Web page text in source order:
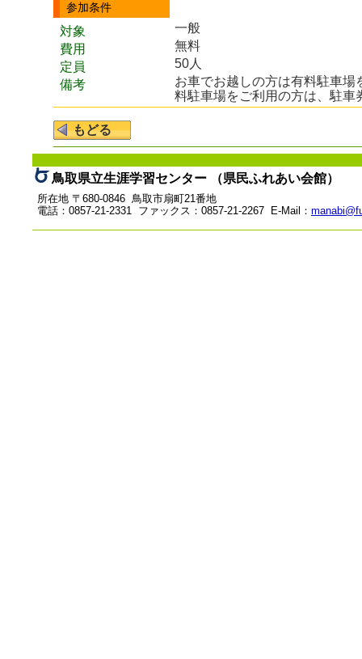
参加条件
対象
一般
費用
無料
定員
50人
備考
お車でお越しの方は有料駐車
料駐車場をご利用の方は、駐車
鳥取県立生涯学習センター （県民ふれあい会館）
所在地 〒680-0846 鳥取市扇町21番地
電話：0857-21-2331 ファックス：0857-21-2267 E-Mail：